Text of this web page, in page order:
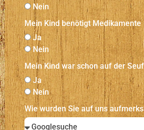
Nein
Mein Kind benötigt Medikamente
Ja
Nein
Mein Kind war schon auf der
Ja
Nein
Wie wurden Sie auf uns